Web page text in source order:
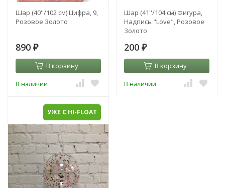
Шар (40''/102 см) Цифра, 9,
Розовое Золото
890 ₽
В корзину
В наличии
Шар (41''/104 см) Фигура,
Надпись "Love", Розовое
Золото
200 ₽
В корзину
В наличии
УЖЕ С HI-FLOAT